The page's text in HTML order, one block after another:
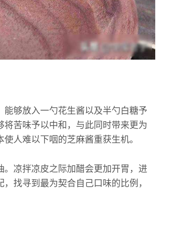
够放入一勺花生酱以及半勺白糖予
苦味予以中和，与此同时带来更为
人难以下咽的芝麻酱重获生机。
凉拌凉皮之际加醋会更加开胃，进
找寻到最为契合自己口味的比例，